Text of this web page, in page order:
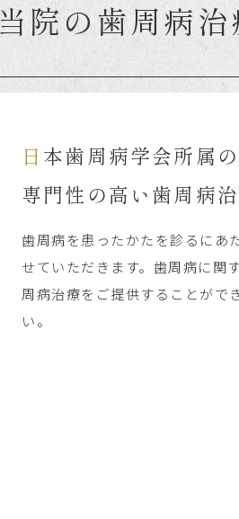
当院の歯周病治
日本歯周病学会所属
専門性の高い歯周病
歯周病を患ったかたを診るにあ
せていただきます。歯周病に関
周病治療をご提供することがで
い。